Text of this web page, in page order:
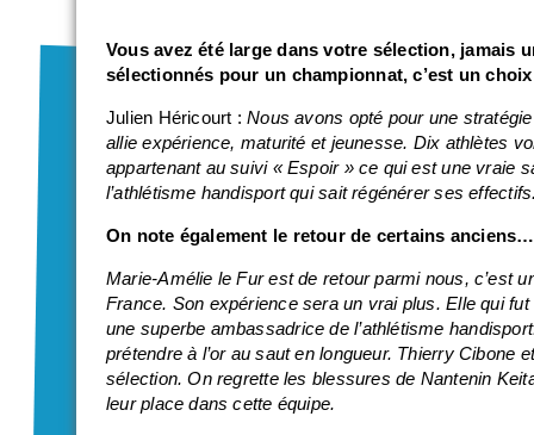
Vous avez été large dans votre sélection, jamais
sélectionnés pour un championnat, c’est un
Julien Héricourt :Nous avons opté pour une
allie expérience, maturité et jeunesse. Dix athlètes
appartenant au suivi « Espoir » ce qui est une vraie
l’athlétisme handisport qui sait régénérer ses
On note également le retour de certains anciens…
Marie-Amélie le Fur est de retour parmi nous, c’est
France. Son expérience sera un vrai plus. Elle qui
une superbe ambassadrice de l’athlétisme
prétendre à l’or au saut en longueur. Thierry Cibone
sélection. On regrette les blessures de Nantenin
leur place dans cette équipe.